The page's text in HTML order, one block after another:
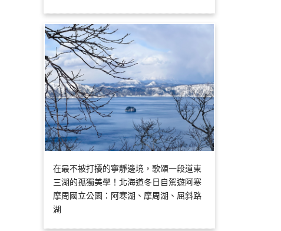
在最不被打擾的寧靜邊境，歌頌一段道東
三湖的孤獨美學！北海道冬日自駕遊阿寒
摩周國立公園：阿寒湖、摩周湖、屈斜路
湖